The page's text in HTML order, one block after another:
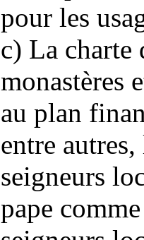
pour les
c) La charte
monastères
au plan
entre
seigneurs
pape